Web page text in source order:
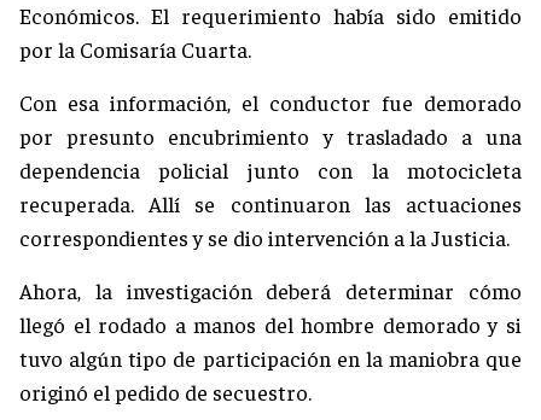
Económicos. El requerimiento había sido emitido
por la Comisaría Cuarta.
Con esa información, el conductor fue demorado
por presunto encubrimiento y trasladado a una
dependencia policial junto con la motocicleta
recuperada. Allí se continuaron las actuaciones
correspondientes y se dio intervención a la Justicia.
Ahora, la investigación deberá determinar cómo
llegó el rodado a manos del hombre demorado y si
tuvo algún tipo de participación en la maniobra que
originó el pedido de secuestro.